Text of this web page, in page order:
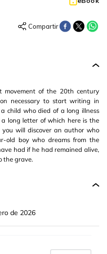
movement of the 20th century
necessary to start writing in
child who died of a long illness
long letter of which here is the
will discover an author who
old boy who dreams from the
had if he had remained alive,
the grave.
de 2026